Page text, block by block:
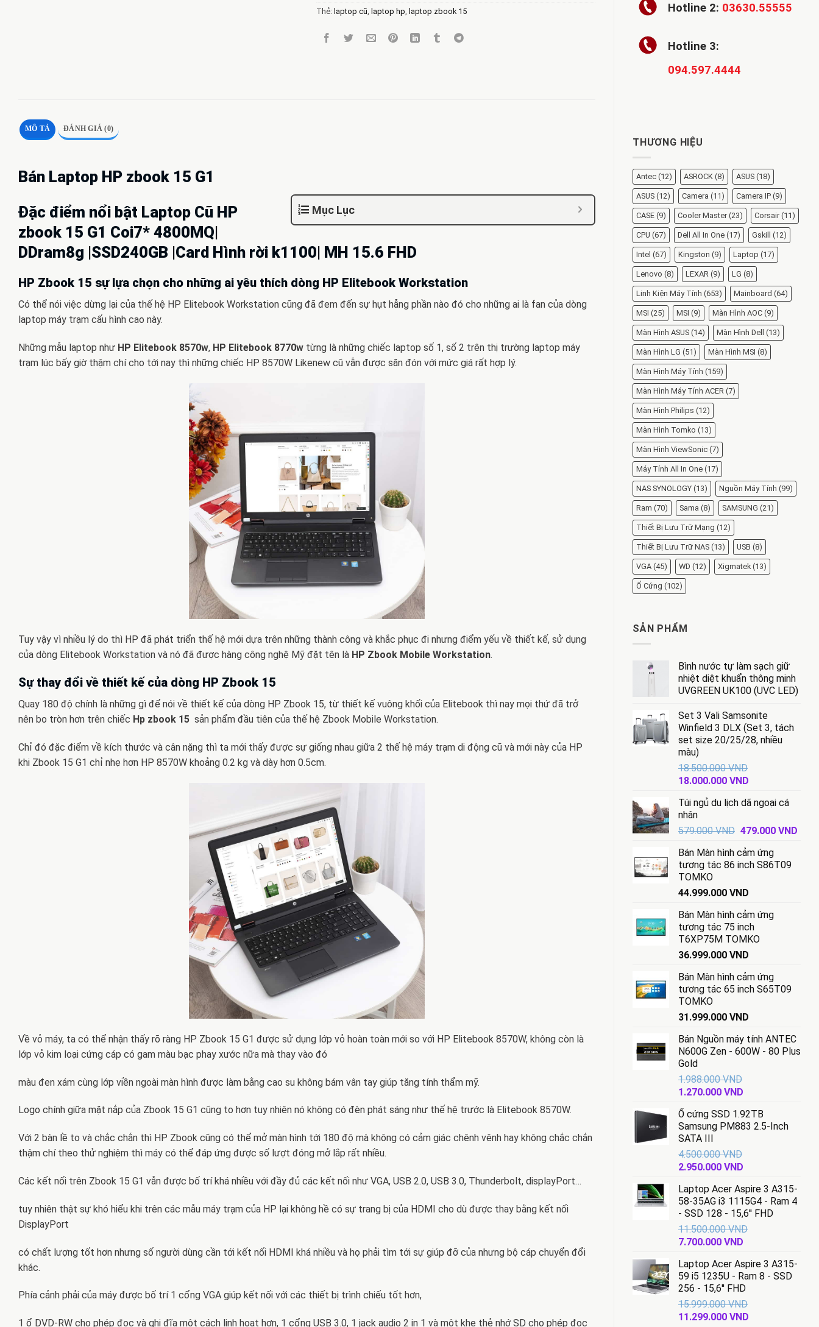
Hotline 2: 03630.55555
Hotline 3:
094.597.4444
THƯƠNG HIỆU
Antec (12) ASROCK (8) ASUS (18)
ASUS (12) Camera (11) Camera IP (9)
CASE (9) Cooler Master (23) Corsair (11)
CPU (67) Dell All In One (17) Gskill (12)
Intel (67) Kingston (9) Laptop (17)
Lenovo (8) LEXAR (9) LG (8)
Linh Kiện Máy Tính (653) Mainboard (64)
MSI (25) MSI (9) Màn Hình AOC (9)
Màn Hình ASUS (14) Màn Hình Dell (13)
Màn Hình LG (51) Màn Hình MSI (8)
Màn Hình Máy Tính (159)
Màn Hình Máy Tính ACER (7)
Màn Hình Philips (12)
Màn Hình Tomko (13)
Màn Hình ViewSonic (7)
Máy Tính All In One (17)
NAS SYNOLOGY (13) Nguồn Máy Tính (99)
Ram (70) Sama (8) SAMSUNG (21)
Thiết Bị Lưu Trữ Mạng (12)
Thiết Bị Lưu Trữ NAS (13) USB (8)
VGA (45) WD (12) Xigmatek (13)
Ổ Cứng (102)
SẢN PHẨM
Bình nước tự làm sạch giữ
nhiệt diệt khuẩn thông minh
UVGREEN UK100 (UVC LED)
Set 3 Vali Samsonite
Winfield 3 DLX (Set 3, tách
set size 20/25/28, nhiều
màu)
18.500.000VND
Giá
là:
18.500.000 VND.
18.000.000 VND
tại
18.000.000 VND.
Túi ngủ du lịch dã ngoại cá
nhân
579.000VND Giá
là:
579.000 VND.
479.000 VNDGiá
Bán Màn hình cảm ứng
tương tác 86 inch S86T09
TOMKO
44.999.000 VND
Bán Màn hình cảm ứng
tương tác 75 inch
T6XP75M TOMKO
36.999.000 VND
Bán Màn hình cảm ứng
tương tác 65 inch S65T09
TOMKO
31.999.000 VND
Bán Nguồn máy tính ANTEC
N600G Zen - 600W - 80 Plus
Gold
1.988.000VND
Giá
là:
1.988.000 VND.
1.270.000 VND
tại
là:
Ổ cứng SSD 1.92TB
Samsung PM883 2.5-Inch
SATA III
4.500.000VND
Giá
là:
4.500.000 VND.
2.950.000 VND
tại
là:
2.950.000 VND.
Laptop Acer Aspire 3 A315-
58-35AG i3 1115G4 - Ram 4
- SSD 128 - 15,6'' FHD
11.500.000VND
Giá
là:
11.500.000 VND.
7.700.000 VND
tại
là:
7.700.000 VND.
Laptop Acer Aspire 3 A315-
59 i5 1235U - Ram 8 - SSD
256 - 15,6'' FHD
15.999.000VND
Giá
11.299.000 VND
Thẻ: laptop cũ, laptop hp, laptop zbook 15
MÔ TẢ ĐÁNH GIÁ (0)
Bán Laptop HP zbook 15 G1
Mục Lục
Đặc điểm nổi bật Laptop Cũ HP
zbook 15 G1 Coi7* 4800MQ|
DDram8g |SSD240GB |Card Hình rời k1100| MH 15.6 FHD
HP Zbook 15 sự lựa chọn cho những ai yêu thích dòng HP Elitebook Workstation
Có thể nói việc dừng lại của thế hệ HP Elitebook Workstation cũng đã đem đến sự hụt hẫng phần nào đó cho những ai là fan của dòng
laptop máy trạm cấu hình cao này.
Những mẫu laptop như HP Elitebook 8570w, HP Elitebook 8770w từng là những chiếc laptop số 1, số 2 trên thị trường laptop máy
trạm lúc bấy giờ thậm chí cho tới nay thì những chiếc HP 8570W Likenew cũ vẫn được săn đón với mức giá rất hợp lý.
Tuy vậy vì nhiều lý do thì HP đã phát triển thế hệ mới dựa trên những thành công và khắc phục đi nhưng điểm yếu về thiết kế, sử dụng
của dòng Elitebook Workstation và nó đã được hàng công nghệ Mỹ đặt tên là HP Zbook Mobile Workstation.
Sự thay đổi về thiết kế của dòng HP Zbook 15
Quay 180 độ chính là những gì để nói về thiết kế của dòng HP Zbook 15, từ thiết kế vuông khối của Elitebook thì nay mọi thứ đã trở
nên bo tròn hơn trên chiếc Hp zbook 15 sản phẩm đầu tiên của thế hệ Zbook Mobile Workstation.
Chỉ đó đặc điểm về kích thước và cân nặng thì ta mới thấy được sự giống nhau giữa 2 thế hệ máy trạm di động cũ và mới này của HP
khi Zbook 15 G1 chỉ nhẹ hơn HP 8570W khoảng 0.2 kg và dày hơn 0.5cm.
Về vỏ máy, ta có thể nhận thấy rõ ràng HP Zbook 15 G1 được sử dụng lớp vỏ hoàn toàn mới so với HP Elitebook 8570W, không còn là
lớp vỏ kim loại cứng cáp có gam màu bạc phay xước nữa mà thay vào đó
màu đen xám cùng lớp viền ngoài màn hình được làm bằng cao su không bám vân tay giúp tăng tính thẩm mỹ.
Logo chính giữa mặt nắp của Zbook 15 G1 cũng to hơn tuy nhiên nó không có đèn phát sáng như thế hệ trước là Elitebook 8570W.
Với 2 bàn lề to và chắc chắn thì HP Zbook cũng có thể mở màn hình tới 180 độ mà không có cảm giác chênh vênh hay không chắc chắn
thậm chí theo thử nghiệm thì máy có thể đáp ứng được số lượt đóng mở lắp rất nhiều.
Các kết nối trên Zbook 15 G1 vẫn được bố trí khá nhiều với đầy đủ các kết nối như VGA, USB 2.0, USB 3.0, Thunderbolt, displayPort…
tuy nhiên thật sự khó hiểu khi trên các mẫu máy trạm của HP lại không hề có sự trang bị của HDMI cho dù được thay bằng kết nối
DisplayPort
có chất lượng tốt hơn nhưng số người dùng cần tới kết nối HDMI khá nhiều và họ phải tìm tới sự giúp đỡ của nhưng bộ cáp chuyển đổi
khác.
Phía cảnh phải của máy được bố trí 1 cổng VGA giúp kết nối với các thiết bị trình chiếu tốt hơn,
1 ổ DVD-RW cho phép đọc và ghi đĩa một cách linh hoạt hơn, 1 cổng USB 3.0, 1 jack audio 2 in 1 và một khe thẻ nhớ SD cho phép đọc